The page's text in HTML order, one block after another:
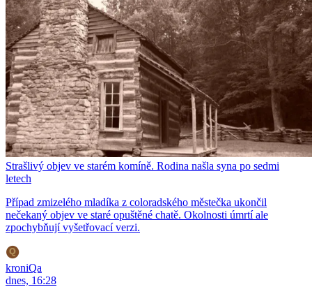
Strašlivý objev ve starém komíně. Rodina našla syna po sedmi
letech
Případ zmizelého mladíka z coloradského městečka ukončil
nečekaný objev ve staré opuštěné chatě. Okolnosti úmrtí ale
zpochybňují vyšetřovací verzi.
kroniQa
dnes, 16:28